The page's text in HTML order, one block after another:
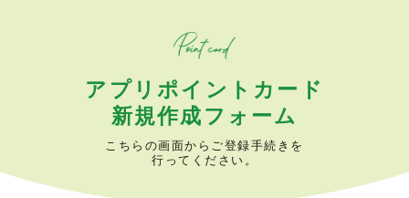
アプリポイントカード
新規作成フォーム
こちらの画面からご登録手続きを
行ってください。